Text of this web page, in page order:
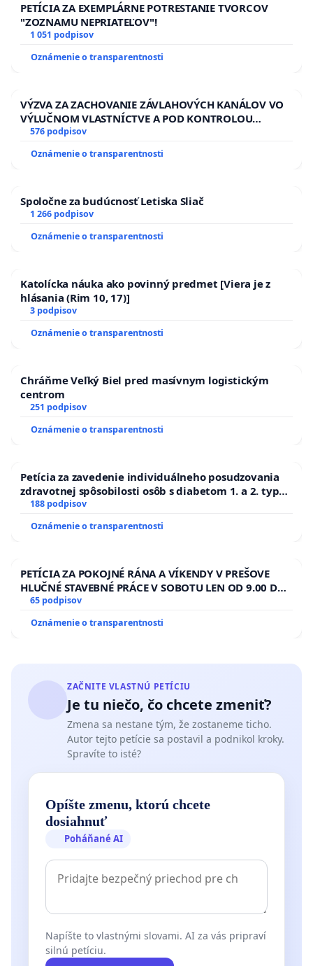
PETÍCIA ZA EXEMPLÁRNE POTRESTANIE TVORCOV
"ZOZNAMU NEPRIATEĽOV"!
1 051 podpisov
Oznámenie o transparentnosti
VÝZVA ZA ZACHOVANIE ZÁVLAHOVÝCH KANÁLOV VO
VÝLUČNOM VLASTNÍCTVE A POD KONTROLOU
SLOVENSKEJ REPUBLIKY & žiadosť na riešenie
zanedbaného stavu závlahových a odvodňovacích
kanálov na Slovensku
576 podpisov
Oznámenie o transparentnosti
Spoločne za budúcnosť Letiska Sliač
1 266 podpisov
Oznámenie o transparentnosti
Katolícka náuka ako povinný predmet [Viera je z
hlásania (Rim 10, 17)]
3 podpisov
Oznámenie o transparentnosti
Chráňme Veľký Biel pred masívnym logistickým
centrom
251 podpisov
Oznámenie o transparentnosti
Petícia za zavedenie individuálneho posudzovania
zdravotnej spôsobilosti osôb s diabetom 1. a 2. typu
pri prijímaní do Policajného zboru SR
188 podpisov
Oznámenie o transparentnosti
PETÍCIA ZA POKOJNÉ RÁNA A VÍKENDY V PREŠOVE
HLUČNÉ STAVEBNÉ PRÁCE V SOBOTU LEN OD 9.00 DO
13.00 HOD., CEZ PRACOVNÝ TÝŽDEŇ CIEĽ 8.00 – 18.00
HOD. A PRAVIDELNÁ KONTROLA STAVBY C-AREA NA
ĎUMBIERSKEJ/MAGU
65 podpisov
Oznámenie o transparentnosti
ZAČNITE VLASTNÚ PETÍCIU
Je tu niečo, čo chcete zmeniť?
Zmena sa nestane tým, že zostaneme ticho.
Autor tejto petície sa postavil a podnikol kroky.
Spravíte to isté?
Opíšte zmenu, ktorú chcete
dosiahnuť
Poháňané AI
Napíšte to vlastnými slovami. AI za vás pripraví
silnú petíciu.